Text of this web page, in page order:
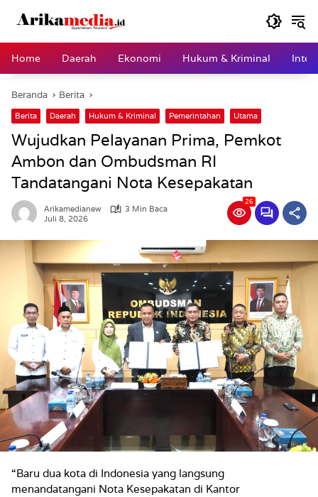
Home
Daerah Ekonomi Hukum & Kriminal
Beranda Berita
Berita Daerah Hukum & Kriminal Pemerintahan Utama
Wujudkan Pelayanan Prima, Pemkot
Ambon dan Ombudsman RI
Tandatangani Nota Kesepakatan
Arikamedianew
3 Min Baca
Juli 8, 2026
26
“Baru dua kota di Indonesia yang langsung
menandatangani Nota Kesepakatan di Kantor